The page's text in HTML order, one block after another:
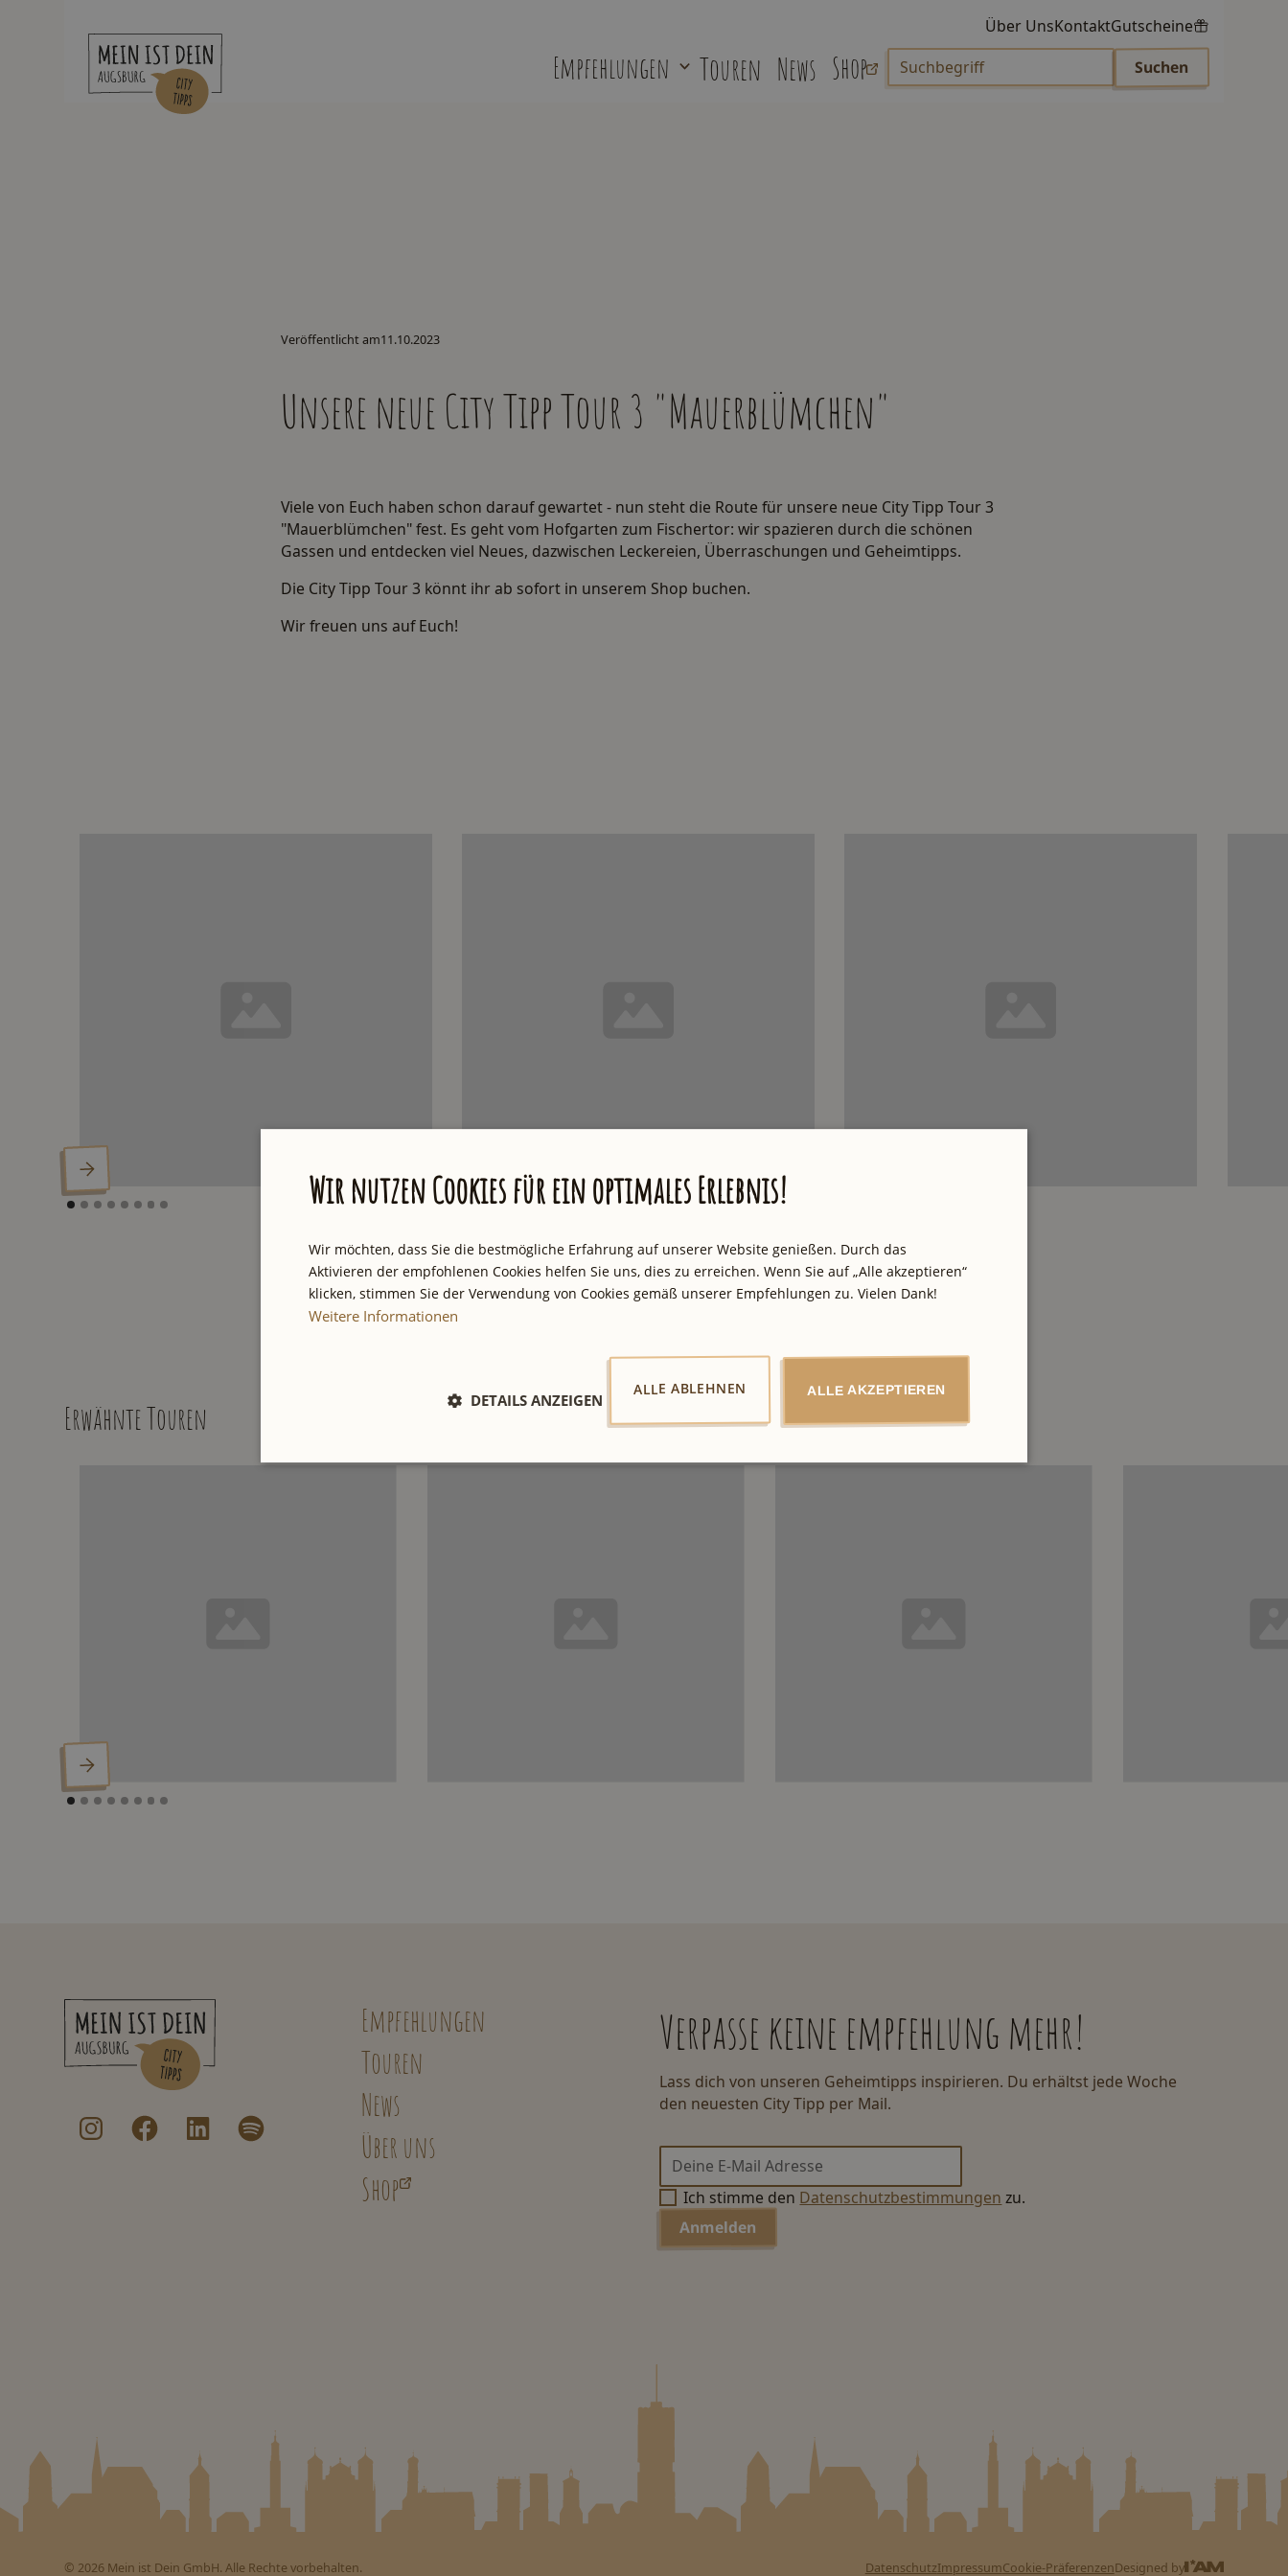
Über UnsKontaktGutscheine
Empfehlungen Touren News Shop
Veröffentlicht am11.10.2023
Unsere neue City Tipp Tour 3 "Mauerblümchen"
Viele von Euch haben schon darauf gewartet - nun steht die Route für unsere neue City Tipp Tour 3
"Mauerblümchen" fest. Es geht vom Hofgarten zum Fischertor: wir spazieren durch die schönen
Gassen und entdecken viel Neues, dazwischen Leckereien, Überraschungen und Geheimtipps.
Die City Tipp Tour 3 könnt ihr ab sofort in unserem Shop buchen.
Wir freuen uns auf Euch!
Erwähnte Touren
Empfehlungen
Touren
News
Über uns
Shop
Verpasse keine empfehlung mehr!
Lass dich von unseren Geheimtipps inspirieren. Du erhältst jede Woche
den neuesten City Tipp per Mail.
Ich stimme den Datenschutzbestimmungen zu.
© 2026 Mein ist Dein GmbH. Alle Rechte vorbehalten. DatenschutzImpressumCookie-PräferenzenDesigned by
Wir nutzen Cookies für ein optimales Erlebnis!
Wir möchten, dass Sie die bestmögliche Erfahrung auf unserer Website genießen. Durch das
Aktivieren der empfohlenen Cookies helfen Sie uns, dies zu erreichen. Wenn Sie auf „Alle akzeptieren“
klicken, stimmen Sie der Verwendung von Cookies gemäß unserer Empfehlungen zu. Vielen Dank!
Weitere Informationen
ALLE AKZEPTIEREN
ALLE ABLEHNEN
DETAILS ANZEIGEN